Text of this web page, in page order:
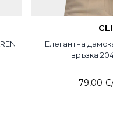
Елегантна
връзка
79,00 €